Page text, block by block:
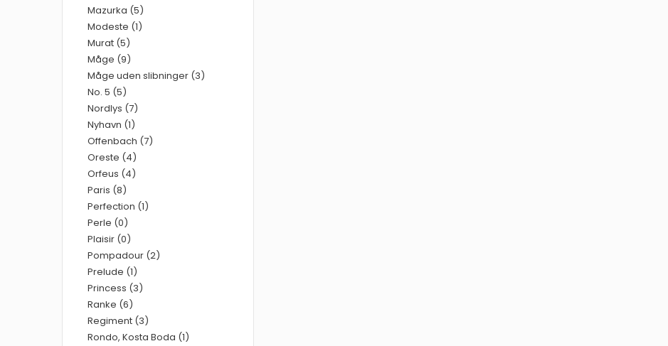
Mazurka (5)
Modeste (1)
Murat (5)
Måge (9)
Måge uden slibninger (3)
No. 5 (5)
Nordlys (7)
Nyhavn (1)
Offenbach (7)
Oreste (4)
Orfeus (4)
Paris (8)
Perfection (1)
Perle (0)
Plaisir (0)
Pompadour (2)
Prelude (1)
Princess (3)
Ranke (6)
Regiment (3)
Rondo, Kosta Boda (1)